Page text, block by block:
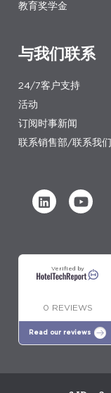
教育奖学金
与我们联系
24/7客户支持
活动
订阅时事新闻
联系销售部/联系我们
Verified by
0 REVIEWS
Read our reviews